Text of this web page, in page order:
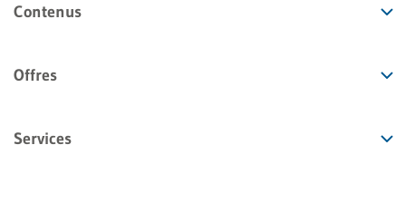
Contenus
Offres
Services